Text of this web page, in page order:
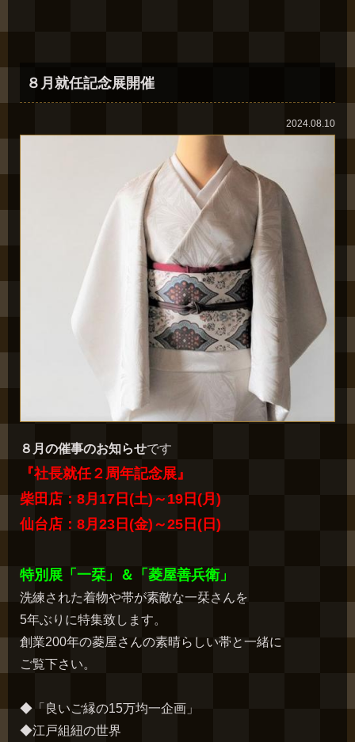
８月就任記念展開催
2024.08.10
８月の催事のお知らせです
『社長就任２周年記念展』
柴田店：8月17日(土)～19日(月)
仙台店：8月23日(金)～25日(日)
特別展「一栞」＆「菱屋善兵衛」
洗練された着物や帯が素敵な一栞さんを
5年ぶりに特集致します。
創業200年の菱屋さんの素晴らしい帯と一緒に
ご覧下さい。
◆「良いご縁の15万均一企画」
◆江戸組紐の世界